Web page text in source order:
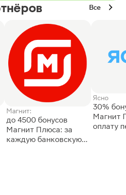
Все
Магнит:
до 4500 бонусов
Магнит Плюса: за
каждую банковскую
Ясно
30%
Магнит
оплату